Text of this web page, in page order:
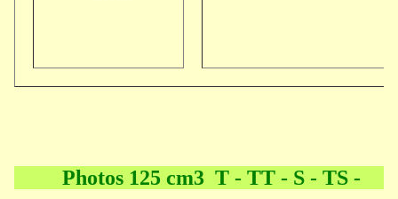
Photos 125 cm3 T - TT - S - TS -